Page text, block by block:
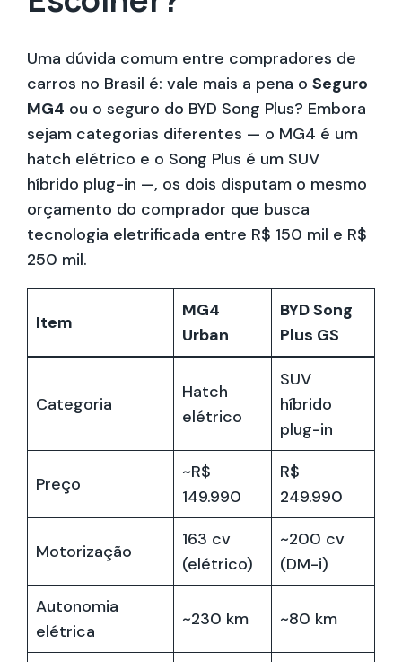
Uma dúvida comum entre compradores de
carros no Brasil é: vale mais a pena o Seguro
MG4 ou o seguro do BYD Song Plus? Embora
sejam categorias diferentes — o MG4 é um
hatch elétrico e o Song Plus é um SUV
híbrido plug-in —, os dois disputam o mesmo
orçamento do comprador que busca
tecnologia eletrificada entre R$ 150 mil e R$
250 mil.
Item
MG4
Urban
BYD Song
Plus GS
Categoria
Hatch
elétrico
SUV
híbrido
plug-in
Preço
~R$
149.990
R$
249.990
Motorização
163 cv
(elétrico)
~200 cv
(DM-i)
Autonomia
elétrica
~230 km ~80 km